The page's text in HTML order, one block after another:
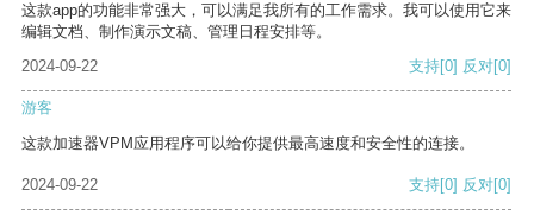
这款app的功能非常强大，可以满足我所有的工作需求。我可以使用它来
编辑文档、制作演示文稿、管理日程安排等。
2024-09-22
支持[0] 反对[0]
游客
这款加速器VPM应用程序可以给你提供最高速度和安全性的连接。
2024-09-22 支持[0] 反对[0]